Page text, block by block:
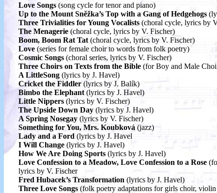
Love Songs (song cycle for tenor and piano)
Up to the Mount Sněžka’s Top with a Gang of Hedgehogs
Three Trivialities for Young Vocalists (choral cycle, lyrics by
The Menagerie (choral cycle, lyrics by V. Fischer)
Boom, Boom Rat Tat (choral cycle, lyrics by V. Fischer)
Love (series for female choir to words from folk poetry)
Cosmic Songs (choral series, lyrics by V. Fischer)
Three Choirs on Texts from the Bible (for Boy and Male
A LittleSong (lyrics by J. Havel)
Cricket the Fiddler(lyrics by J. Balík)
Bimbo the Elephant (lyrics by J. Havel)
Little Nippers (lyrics by V. Fischer)
The Upside Down Day (lyrics by J. Havel)
A Spring Nosegay (lyrics by V. Fischer)
Something for You, Mrs. Koubková (jazz)
Lady and a Ford (lyrics by J. Havel
I Will Change (lyrics by J. Havel)
How We Are Doing Sports (lyrics by J. Havel)
Love Confession to a Meadow, Love Confession to a Rose
lyrics by V. Fischer
Fred Hubacek’s Transformation (lyrics by J. Havel)
Three Love Songs (folk poetry adaptations for girls choir,